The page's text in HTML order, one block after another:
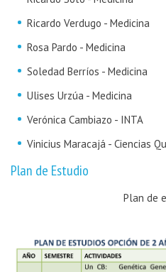
Ricardo Verdugo - Medicina
Rosa Pardo - Medicina
Soledad Berríos - Medicina
Ulises Urzúa - Medicina
Verónica Cambiazo - INTA
Vinicius Maracajá - Ciencias
Plan de Estudio
Plan de